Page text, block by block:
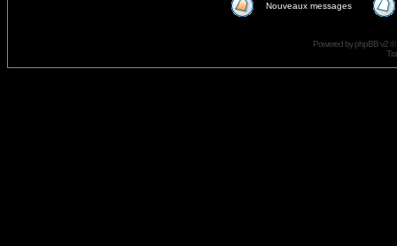
Nouveaux messages
Powered byphpBBv2 ©